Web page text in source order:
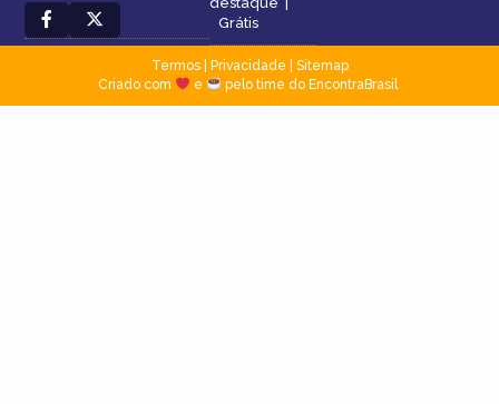
Grátis
Termos| Privacidade
Sitemap
Criado com
e pelo time do EncontraBrasil